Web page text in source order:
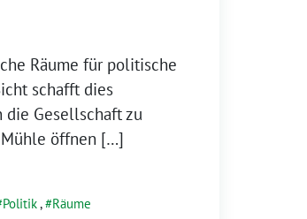
Räume für politische
schafft dies
Gesellschaft zu
öffnen […]
Politik, Räume